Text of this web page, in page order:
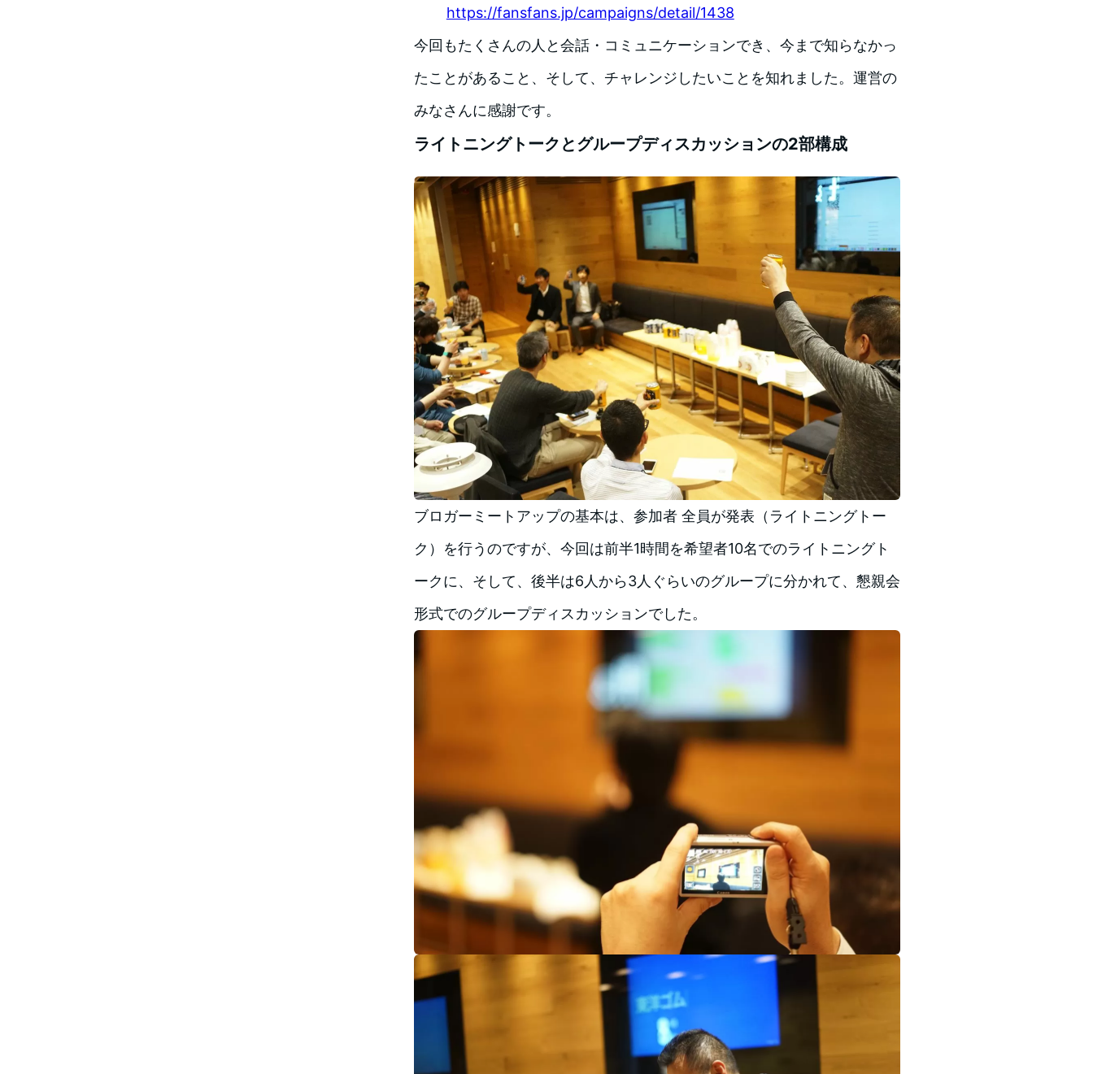
https://fansfans.jp/campaigns/detail/1438
今回もたくさんの人と会話・コミュニケーションでき、今まで知らなかっ
たことがあること、そして、チャレンジしたいことを知れました。運営の
みなさんに感謝です。
ライトニングトークとグループディスカッションの2部構成
ブロガーミートアップの基本は、参加者 全員が発表（ライトニングトー
ク）を行うのですが、今回は前半1時間を希望者10名でのライトニングト
ークに、そして、後半は6人から3人ぐらいのグループに分かれて、懇親会
形式でのグループディスカッションでした。